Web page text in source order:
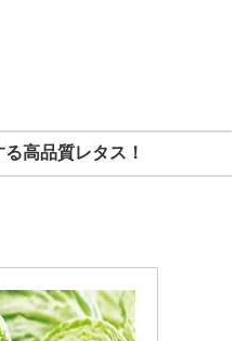
高品質レタス！